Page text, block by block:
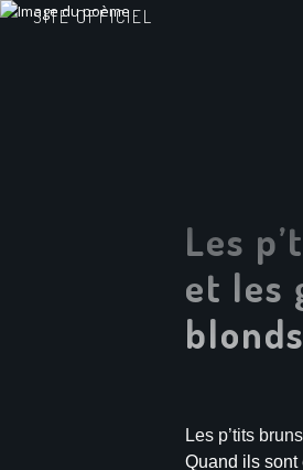
SITE OFFICIEL
Les
et les
blonds
Les p’tits
Quand ils sont